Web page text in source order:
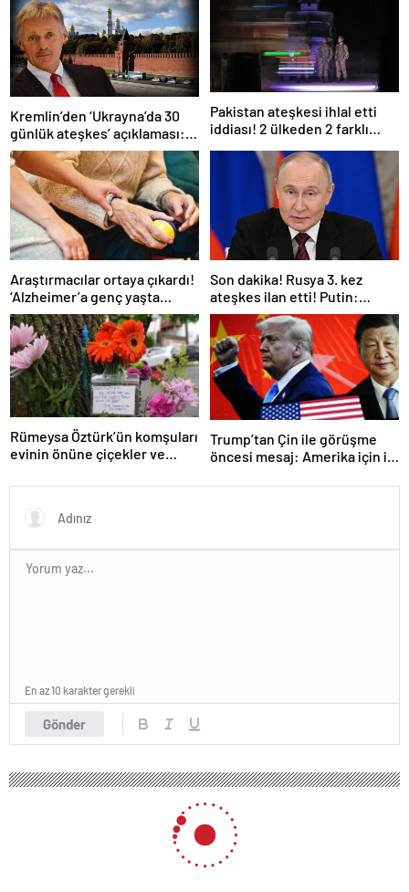
Kremlin’den ‘Ukrayna’da 30
günlük ateşkes’ açıklaması:
Bunu iyice düşünmeliyiz
Pakistan ateşkesi ihlal etti
iddiası! 2 ülkeden 2 farklı
Araştırmacılar ortaya çıkardı!
‘Alzheimer’a genç yaşta
yakalanabilirsiniz’
Son dakika! Rusya 3. kez
ateşkes ilan etti! Putin:
Erdoğan ile görüşme
gerçekleştireceğiz
Rümeysa Öztürk’ün komşuları
evinin önüne çiçekler ve
Trump’tan Çin ile görüşme
öncesi mesaj: Amerika için iyi
Gönder
En az 10 karakter gerekli